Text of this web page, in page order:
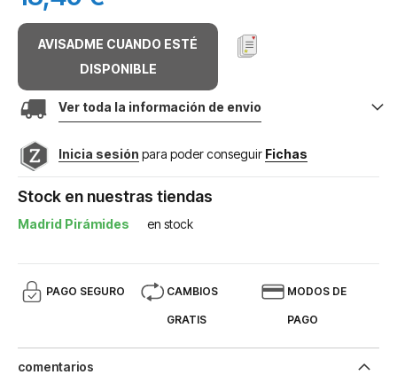
de
imágenes
AVISADME CUANDO ESTÉ
DISPONIBLE
Ver toda la información de envio
Inicia sesión para poder conseguir Fichas
Stock en nuestras tiendas
Madrid Pirámides en stock
PAGO SEGURO CAMBIOS
GRATIS
MODOS DE
PAGO
comentarios